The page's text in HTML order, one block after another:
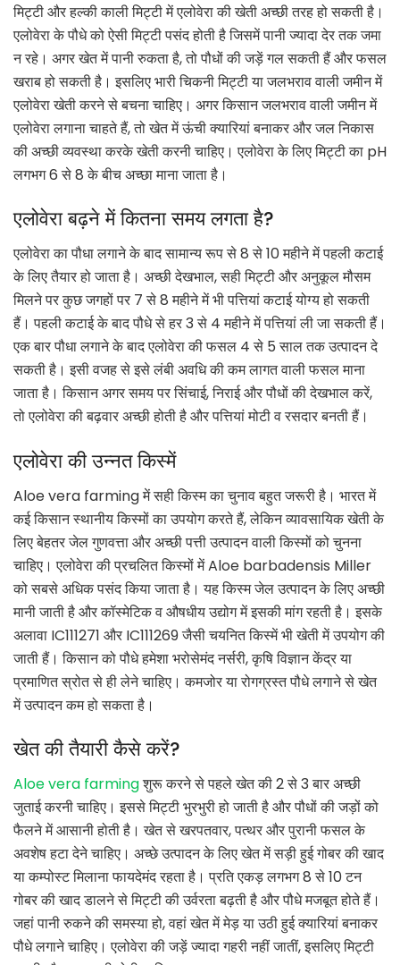
मिट्टी और हल्की काली मिट्टी में एलोवेरा की खेती अच्छी तरह हो सकती है।
एलोवेरा के पौधे को ऐसी मिट्टी पसंद होती है जिसमें पानी ज्यादा देर तक जमा
न रहे। अगर खेत में पानी रुकता है, तो पौधों की जड़ें गल सकती हैं और फसल
खराब हो सकती है। इसलिए भारी चिकनी मिट्टी या जलभराव वाली जमीन में
एलोवेरा खेती करने से बचना चाहिए। अगर किसान जलभराव वाली जमीन में
एलोवेरा लगाना चाहते हैं, तो खेत में ऊंची क्यारियां बनाकर और जल निकास
की अच्छी व्यवस्था करके खेती करनी चाहिए। एलोवेरा के लिए मिट्टी का pH
लगभग 6 से 8 के बीच अच्छा माना जाता है।
एलोवेरा बढ़ने में कितना समय लगता है?
एलोवेरा का पौधा लगाने के बाद सामान्य रूप से 8 से 10 महीने में पहली कटाई
के लिए तैयार हो जाता है। अच्छी देखभाल, सही मिट्टी और अनुकूल मौसम
मिलने पर कुछ जगहों पर 7 से 8 महीने में भी पत्तियां कटाई योग्य हो सकती
हैं। पहली कटाई के बाद पौधे से हर 3 से 4 महीने में पत्तियां ली जा सकती हैं।
एक बार पौधा लगाने के बाद एलोवेरा की फसल 4 से 5 साल तक उत्पादन दे
सकती है। इसी वजह से इसे लंबी अवधि की कम लागत वाली फसल माना
जाता है। किसान अगर समय पर सिंचाई, निराई और पौधों की देखभाल करें,
तो एलोवेरा की बढ़वार अच्छी होती है और पत्तियां मोटी व रसदार बनती हैं।
एलोवेरा की उन्नत किस्में
Aloe vera farming में सही किस्म का चुनाव बहुत जरूरी है। भारत में
कई किसान स्थानीय किस्मों का उपयोग करते हैं, लेकिन व्यावसायिक खेती के
लिए बेहतर जेल गुणवत्ता और अच्छी पत्ती उत्पादन वाली किस्मों को चुनना
चाहिए। एलोवेरा की प्रचलित किस्मों में Aloe barbadensis Miller
को सबसे अधिक पसंद किया जाता है। यह किस्म जेल उत्पादन के लिए अच्छी
मानी जाती है और कॉस्मेटिक व औषधीय उद्योग में इसकी मांग रहती है। इसके
अलावा IC111271 और IC111269 जैसी चयनित किस्में भी खेती में उपयोग की
जाती हैं। किसान को पौधे हमेशा भरोसेमंद नर्सरी, कृषि विज्ञान केंद्र या
प्रमाणित स्रोत से ही लेने चाहिए। कमजोर या रोगग्रस्त पौधे लगाने से खेत
में उत्पादन कम हो सकता है।
खेत की तैयारी कैसे करें?
Aloe vera farmingशुरू करने से पहले खेत की 2 से 3 बार अच्छी
जुताई करनी चाहिए। इससे मिट्टी भुरभुरी हो जाती है और पौधों की जड़ों को
फैलने में आसानी होती है। खेत से खरपतवार, पत्थर और पुरानी फसल के
अवशेष हटा देने चाहिए। अच्छे उत्पादन के लिए खेत में सड़ी हुई गोबर की खाद
या कम्पोस्ट मिलाना फायदेमंद रहता है। प्रति एकड़ लगभग 8 से 10 टन
गोबर की खाद डालने से मिट्टी की उर्वरता बढ़ती है और पौधे मजबूत होते हैं।
जहां पानी रुकने की समस्या हो, वहां खेत में मेड़ या उठी हुई क्यारियां बनाकर
पौधे लगाने चाहिए। एलोवेरा की जड़ें ज्यादा गहरी नहीं जातीं, इसलिए मिट्टी